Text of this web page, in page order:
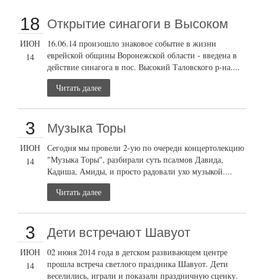
18
ИЮН
14
Открытие cинагоги в Высоком
16.06.14 произошло знаковое событие в жизни
еврейской общины Воронежской области - введена в
действие синагога в пос. Высокий Таловского р-на....
Читать далее
3
ИЮН
14
Музыка Торы
Сегодня мы провели 2-ую по очереди концертолекцию
"Музыка Торы", разбирали суть псалмов Давида,
Кадиша, Амиды, и просто радовали ухо музыкой....
Читать далее
3
ИЮН
14
Дети встречают Шавуот
02 июня 2014 года в детском развивающем центре
прошла встреча светлого праздника Шавуот. Дети
веселились, играли и показали праздничную сценку.